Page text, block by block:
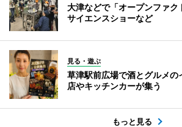
大津などで「オープンファ
サイエンスショーなど
見る・遊ぶ
草津駅前広場で酒とグルメ
店やキッチンカーが集う
もっと見る